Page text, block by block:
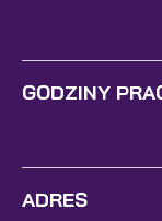
GODZINY
ADRES